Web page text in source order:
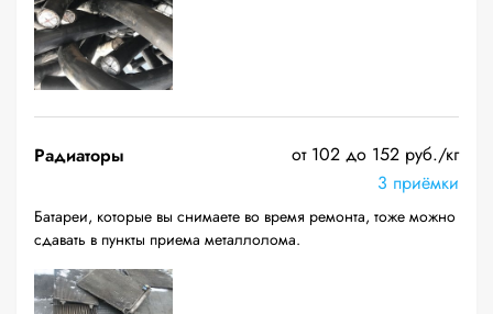
Радиаторы
от 102 до 152 руб./кг
3 приёмки
Батареи, которые вы снимаете во время ремонта, тоже можно
сдавать в пункты приема металлолома.